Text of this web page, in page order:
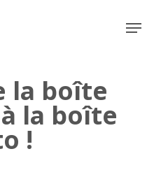
la boîte
la boîte
!